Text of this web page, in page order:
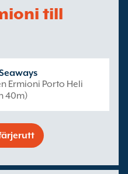
till
Ermioni Porto Heli
40m)